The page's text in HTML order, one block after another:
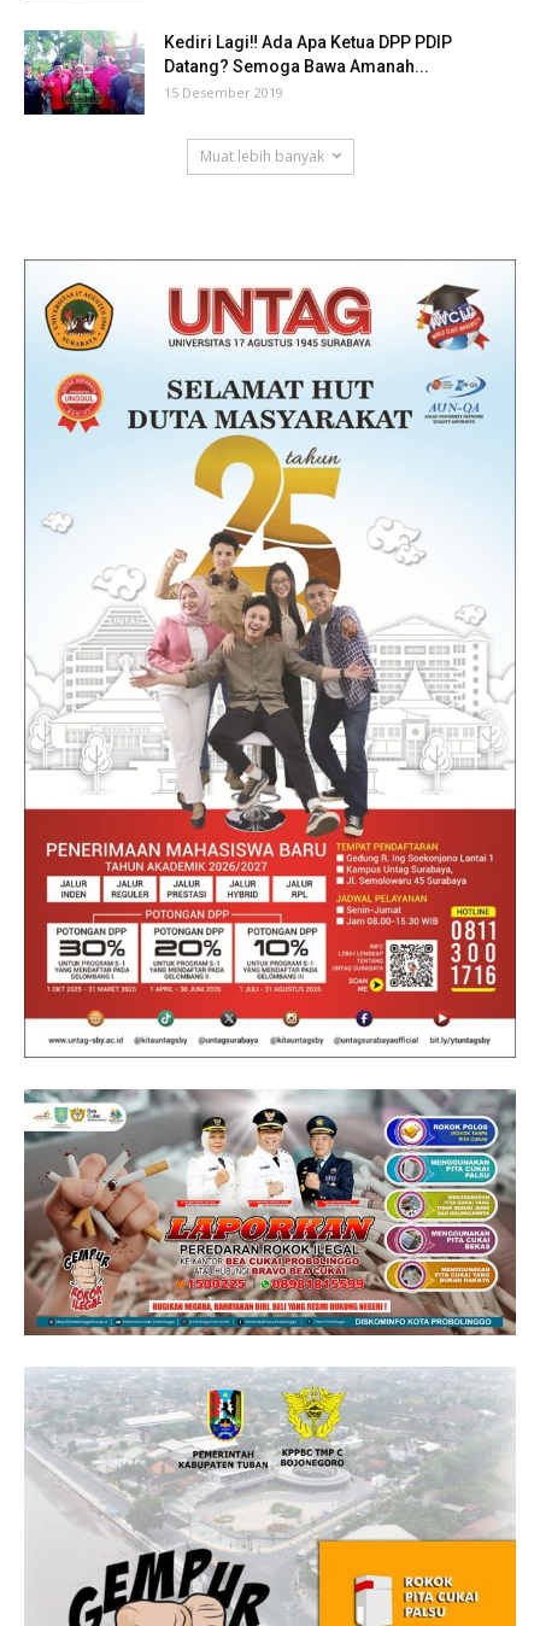
Kediri Lagi‼ Ada Apa Ketua DPP PDIP
Datang? Semoga Bawa Amanah...
15 Desember 2019
Muat lebih banyak